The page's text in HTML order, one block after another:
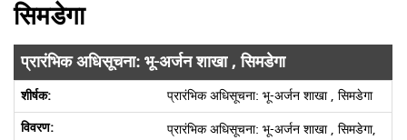
सिमडेगा
प्रारंभिक अधिसूचना: भू-अर्जन शाखा , सिमडेगा
प्रारंभिक अधिसूचना: भू-अर्जन शाखा , सिमडेगा
प्रारंभिक अधिसूचना: भू-अर्जन शाखा , सिमडेगा,